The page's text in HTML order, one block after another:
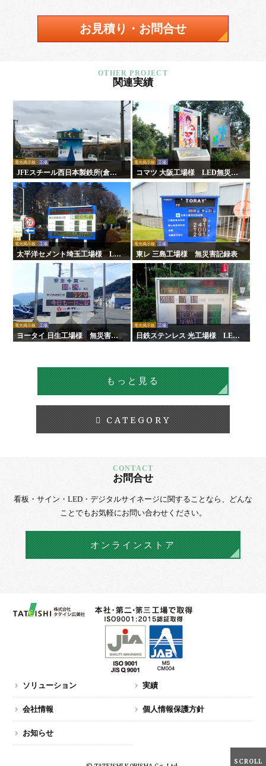
お見積り・お問合せ
関連実績
電光掲示板 工場
JFEスチール西日本製鉄所(倉敷
地区)様 LED無災害記録表
電光掲示板 工場
コマツ 大阪工場様 LED無災害
記録表
電光掲示板 工場
太平洋セメント埼玉工場様 LE
D無災害記録表
電光掲示板 工場
東レ 三島工場様 無災害記録表
電光掲示板 工場
ヨータイ 日生工場様 無災害記
録表
電光掲示板 工場
日鉄ステンレス 光工場様 LED
無災害記録表
もっと見る
CATEGORY
SCROLL
お問合せ
看板・サイン・LED・デジタルサイネージに関することなら、
どんな
ことでもお気軽にお問い合わせください。
オンラインストア
ソリューション 実績
会社情報 個人情報保護方針
お知らせ